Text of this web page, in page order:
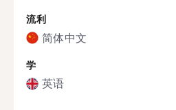
流利
简体中文
学
英语